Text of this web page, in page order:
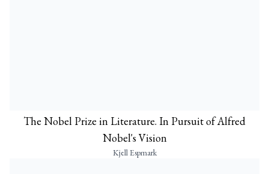
The Nobel Prize in Literature. In Pursuit of Alfred
Nobel's Vision
Kjell Espmark